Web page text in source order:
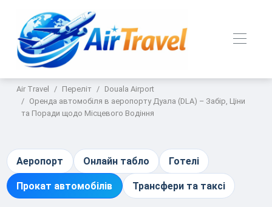
Air Travel Переліт
Douala Airport
Оренда автомобіля в аеропорту Дуала (DLA) – Забір, Ціни
та Поради щодо Місцевого Водіння
Аеропорт Онлайн табло Готелі
Прокат автомобілів Трансфери та таксі